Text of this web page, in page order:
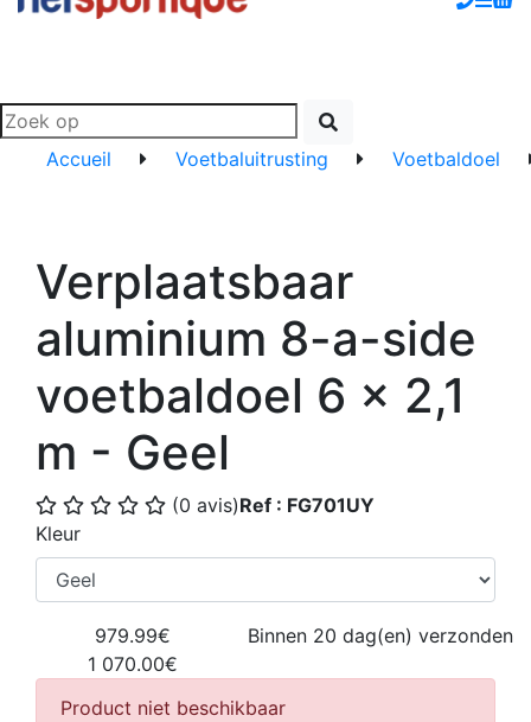
Accueil Voetbaluitrusting Voetbaldoel
Verplaatsbaar
aluminium 8-a-side
voetbaldoel 6 x 2,1
m - Geel
(0 avis)Ref : FG701UY
Kleur
979.99€
1 070.00€
Binnen 20 dag(en) verzonden
Product niet beschikbaar